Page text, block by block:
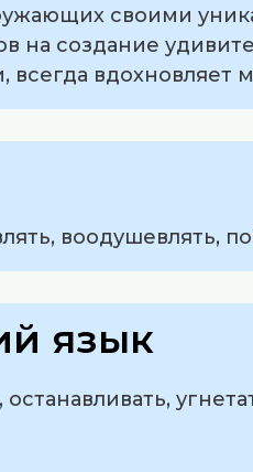
своими
на создание
вдохновляет
воодушевлять,
язык